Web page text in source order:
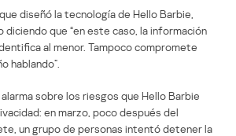
diseñó la tecnología de Hello Barbie,
que “en este caso, la información
al menor. Tampoco compromete
hablando”.
sobre los riesgos que Hello Barbie
en marzo, poco después del
un grupo de personas intentó detener la